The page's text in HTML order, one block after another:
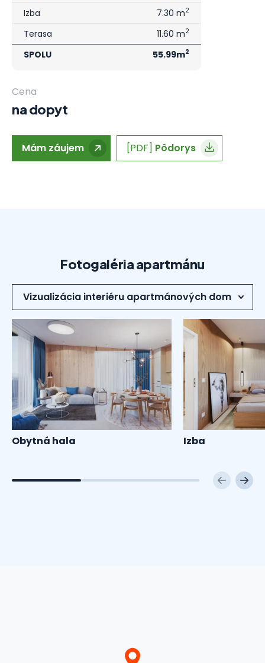
Izba 7.30 m2
Terasa 11.60 m2
SPOLU 55.99m2
Cena
na dopyt
Mám záujem [PDF] Pôdorys
Fotogaléria apartmánu
Obytná hala Izba